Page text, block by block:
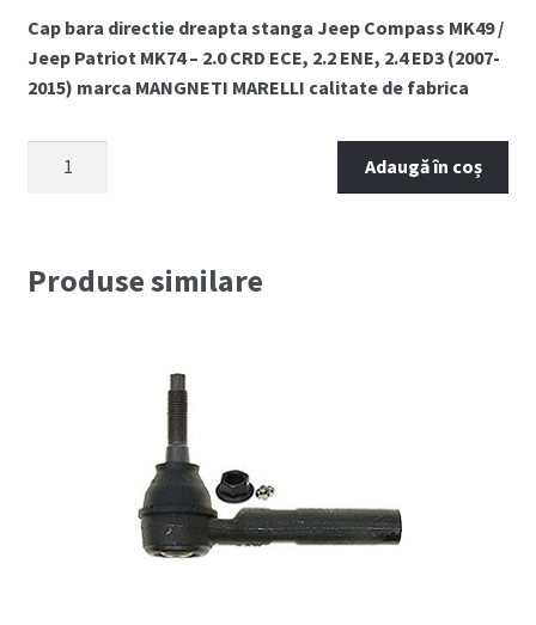
Termeni si conditii
Cap bara directie dreapta stanga Jeep Compass MK49 /
Jeep Patriot MK74 – 2.0 CRD ECE, 2.2 ENE, 2.4 ED3 (2007-
2015) marca MANGNETI MARELLI calitate de fabrica
PATRIOT
Adaugă în coș
Produse similare